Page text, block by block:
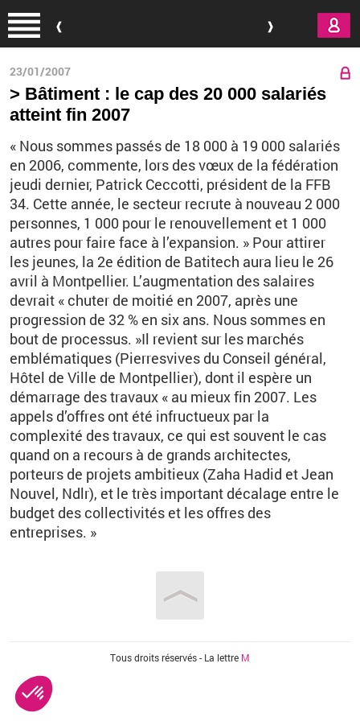
23/01/2007
> Bâtiment : le cap des 20 000 salariés
atteint fin 2007
« Nous sommes passés de 18 000 à 19 000 salariés
en 2006, commente, lors des vœux de la fédération
jeudi dernier, Patrick Ceccotti, président de la FFB
34. Cette année, le secteur recrute à nouveau 2 000
personnes, 1 000 pour le renouvellement et 1 000
autres pour faire face à l’expansion. » Pour attirer
les jeunes, la 2e édition de Batitech aura lieu le 26
avril à Montpellier. L’augmentation des salaires
devrait « chuter de moitié en 2007, après une
progression de 32 % en six ans. Nous sommes en
bout de processus. »Il revient sur les marchés
emblématiques (Pierresvives du Conseil général,
Hôtel de Ville de Montpellier), dont il espère un
démarrage des travaux « au mieux fin 2007. Les
appels d’offres ont été infructueux par la
complexité des travaux, ce qui est souvent le cas
quand on a recours à de grands architectes,
porteurs de projets ambitieux (Zaha Hadid et Jean
Nouvel, Ndlr), et le très important décalage entre le
budget des collectivités et les offres des
entreprises. »
Tous droits réservés - La lettre M